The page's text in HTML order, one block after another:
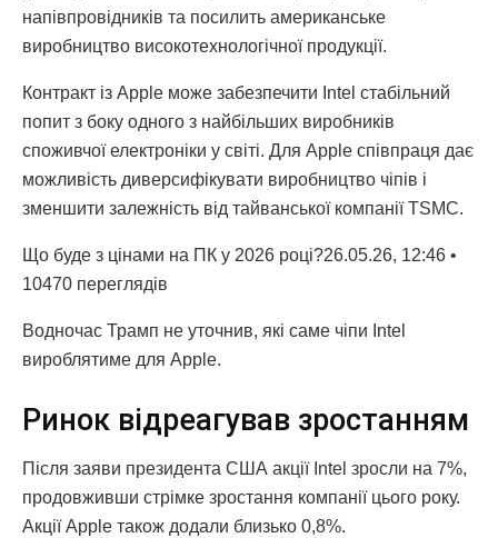
напівпровідників та посилить американське
виробництво високотехнологічної продукції.
Контракт із Apple може забезпечити Intel стабільний
попит з боку одного з найбільших виробників
споживчої електроніки у світі. Для Apple співпраця дає
можливість диверсифікувати виробництво чіпів і
зменшити залежність від тайванської компанії TSMC.
Що буде з цінами на ПК у 2026 році?26.05.26, 12:46 •
10470 переглядiв
Водночас Трамп не уточнив, які саме чіпи Intel
вироблятиме для Apple.
Ринок відреагував зростанням
Після заяви президента США акції Intel зросли на 7%,
продовживши стрімке зростання компанії цього року.
Акції Apple також додали близько 0,8%.